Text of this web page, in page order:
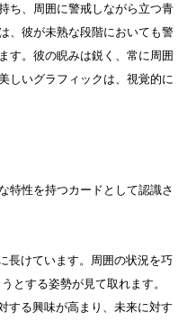
ち、周囲に警戒しながら立つ青
、彼が未熟な段階においても警
す。彼の睨みは鋭く、常に周囲
しいグラフィックは、視覚的に
特性を持つカードとして認識さ
長けています。周囲の状況を巧
とする姿勢が見て取れます。
する興味が高まり、未来に対す